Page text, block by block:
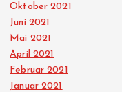
Oktober 2021
Juni 2021
Mai 2021
April 2021
Februar 2021
Januar 2021